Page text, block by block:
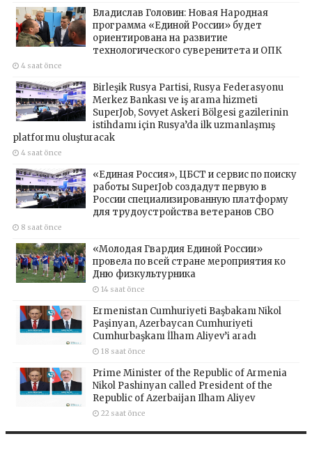
Владислав Головин: Новая Народная
программа «Единой России» будет
ориентирована на развитие
технологического суверенитета и ОПК
4 saat önce
Birleşik Rusya Partisi, Rusya Federasyonu
Merkez Bankası ve iş arama hizmeti
SuperJob, Sovyet Askeri Bölgesi gazilerinin
istihdamı için Rusya’da ilk uzmanlaşmış
platformu oluşturacak
4 saat önce
«Единая Россия», ЦБСТ и сервис по поиску
работы SuperJob создадут первую в
России специализированную платформу
для трудоустройства ветеранов СВО
8 saat önce
«Молодая Гвардия Единой России»
провела по всей стране мероприятия ко
Дню физкультурника
14 saat önce
Ermenistan Cumhuriyeti Başbakanı Nikol
Paşinyan, Azerbaycan Cumhuriyeti
Cumhurbaşkanı İlham Aliyev’i aradı
18 saat önce
Prime Minister of the Republic of Armenia
Nikol Pashinyan called President of the
Republic of Azerbaijan Ilham Aliyev
22 saat önce